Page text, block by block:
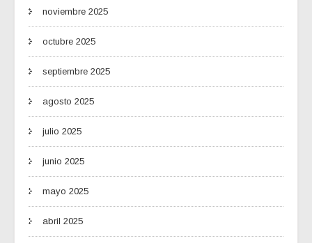
noviembre 2025
octubre 2025
septiembre 2025
agosto 2025
julio 2025
junio 2025
mayo 2025
abril 2025